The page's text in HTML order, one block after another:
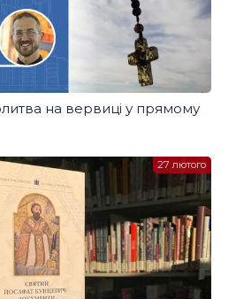
на вервиці у прямому
27 лютого